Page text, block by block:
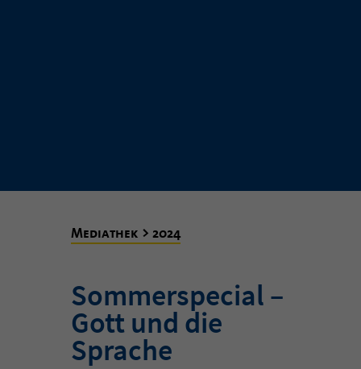
Mediathek > 2024
Sommerspecial –
Gott und die
Sprache